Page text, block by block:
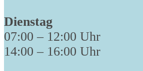
Dienstag
07:00 – 12:00 Uhr
14:00 – 16:00 Uhr